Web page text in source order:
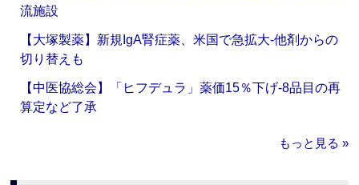
流施設
【大塚製薬】新規IgA腎症薬、米国で急拡大‐他剤からの
切り替えも
【中医協総会】「ヒフデュラ」薬価15％下げ‐8品目の再
算定など了承
もっと見る »